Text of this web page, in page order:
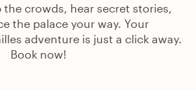
the crowds, hear secret stories,
the palace your way. Your
adventure is just a click away.
Book now!